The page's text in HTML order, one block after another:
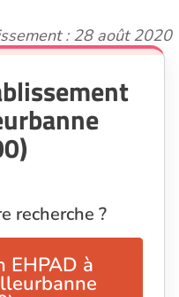
: 28 août 2020
recherche ?
EHPAD à